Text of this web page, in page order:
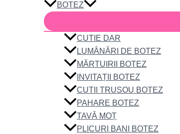
BOTEZ
CUTIE DAR
LUMÂNĂRI DE BOTEZ
MĂRTUIRII BOTEZ
INVITAȚII BOTEZ
CUTII TRUSOU BOTEZ
PAHARE BOTEZ
TAVĂ MOȚ
PLICURI BANI BOTEZ